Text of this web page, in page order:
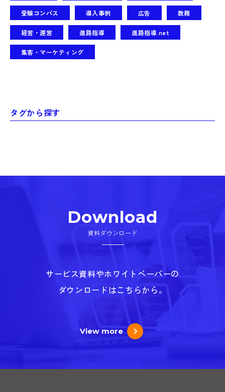
受験コンパス 導入事例 広告 教務
経営・運営 進路指導 進路指導.net
集客・マーケティング
タグから探す
Download
資料ダウンロード
サービス資料やホワイトペーパーの
ダウンロードはこちらから。
View more